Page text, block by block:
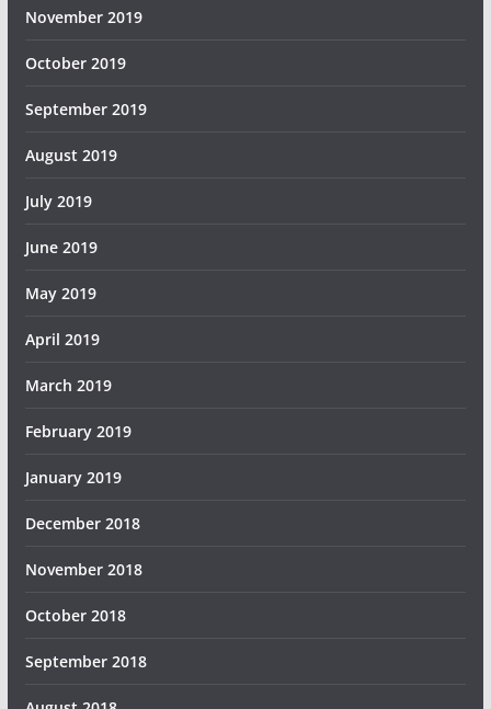
November 2019
October 2019
September 2019
August 2019
July 2019
June 2019
May 2019
April 2019
March 2019
February 2019
January 2019
December 2018
November 2018
October 2018
September 2018